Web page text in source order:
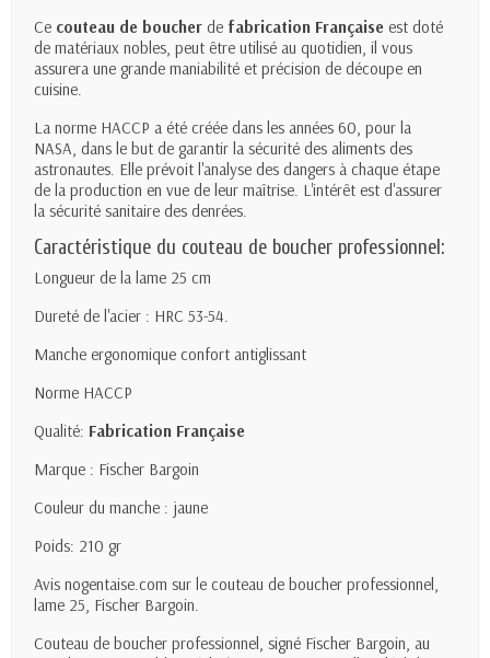
Ce couteau de boucher de fabrication Française est doté
de matériaux nobles, peut être utilisé au quotidien, il vous
assurera une grande maniabilité et précision de découpe en
cuisine.
La norme HACCP a été créée dans les années 60, pour la
NASA, dans le but de garantir la sécurité des aliments des
astronautes . Elle prévoit l'analyse des dangers à chaque étape
de la production en vue de leur maîtrise. L'intérêt est d'assurer
la sécurité sanitaire des denrées.
Caractéristique du couteau de boucher professionnel:
Longueur de la lame 25 cm
Dureté de l'acier : HRC 53-54.
Manche ergonomique confort antiglissant
Norme HACCP
Qualité: Fabrication Française
Marque : Fischer Bargoin
Couleur du manche : jaune
Poids: 210 gr
Avis nogentaise.com sur le couteau de boucher professionnel,
lame 25, Fischer Bargoin.
Couteau de boucher professionnel, signé Fischer Bargoin, au